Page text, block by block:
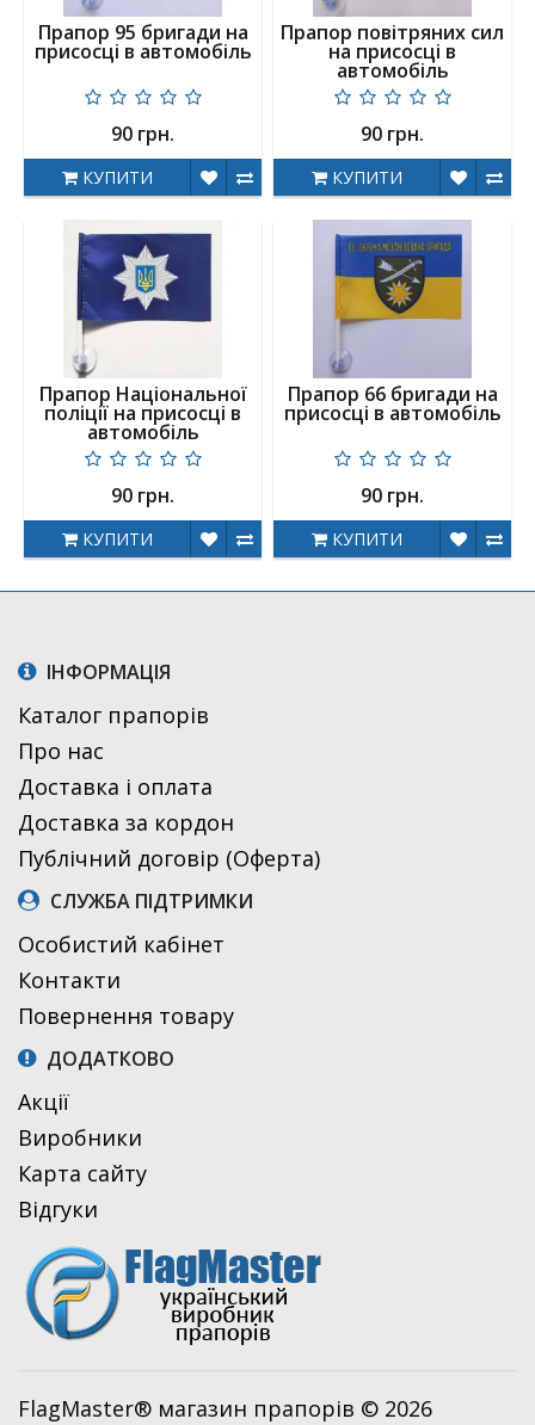
Прапор 95 бригади на
присосці в автомобіль
90 грн.
КУПИТИ
Прапор повітряних сил
на присосці в
автомобіль
90 грн.
КУПИТИ
Прапор Національної
поліції на присосці в
автомобіль
90 грн.
КУПИТИ
Прапор 66 бригади на
присосці в автомобіль
90 грн.
КУПИТИ
ІНФОРМАЦІЯ
Каталог прапорів
Про нас
Доставка і оплата
Доставка за кордон
Публічний договір (Оферта)
СЛУЖБА ПІДТРИМКИ
Особистий кабінет
Контакти
Повернення товару
ДОДАТКОВО
Акції
Виробники
Карта сайту
Відгуки
FlagMaster® магазин прапорів © 2026